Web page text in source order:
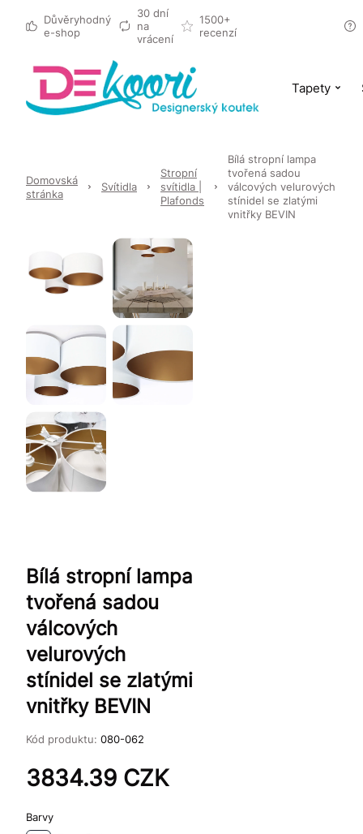
Důvěryhodný
e-shop
30 dní
na
vrácení
1500+
recenzí
Tapety
Domovská
stránka
Svítidla
Stropní
svítidla |
Plafonds
Bílá stropní lampa
tvořená sadou
válcových velurových
stínidel se zlatými
vnitřky BEVIN
Bílá stropní lampa
tvořená sadou
válcových
velurových
stínidel se zlatými
vnitřky BEVIN
Kód produktu: 080-062
3834.39 CZK
Barvy